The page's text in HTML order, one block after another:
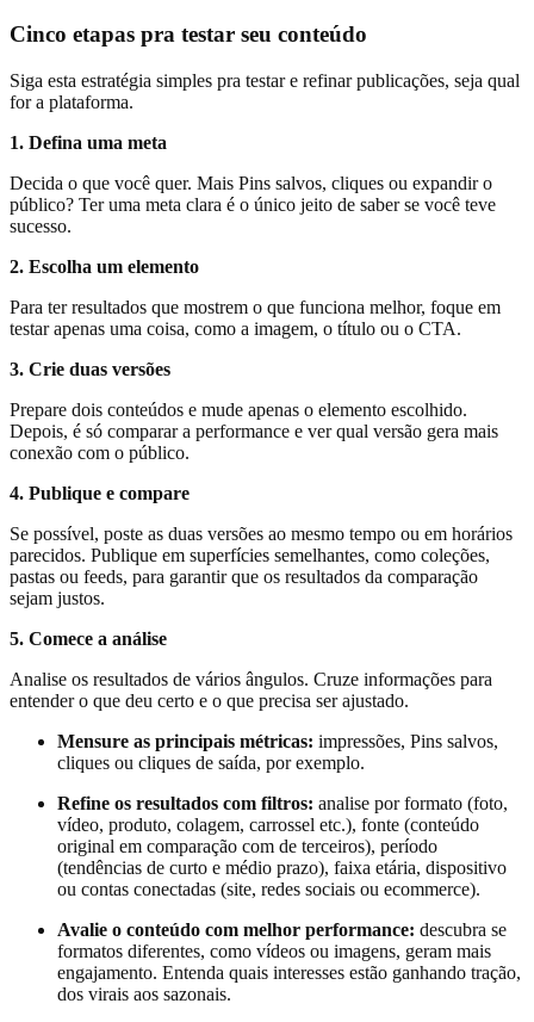
Cinco etapas pra testar seu conteúdo
Siga esta estratégia simples pra testar e refinar publicações, seja qual
for a plataforma.
1. Defina uma meta
Decida o que você quer. Mais Pins salvos, cliques ou expandir o
público? Ter uma meta clara é o único jeito de saber se você teve
sucesso.
2. Escolha um elemento
Para ter resultados que mostrem o que funciona melhor, foque em
testar apenas uma coisa, como a imagem, o título ou o CTA.
3. Crie duas versões
Prepare dois conteúdos e mude apenas o elemento escolhido.
Depois, é só comparar a performance e ver qual versão gera mais
conexão com o público.
4. Publique e compare
Se possível, poste as duas versões ao mesmo tempo ou em horários
parecidos. Publique em superfícies semelhantes, como coleções,
pastas ou feeds, para garantir que os resultados da comparação
sejam justos.
5. Comece a análise
Analise os resultados de vários ângulos. Cruze informações para
entender o que deu certo e o que precisa ser ajustado.
Mensure as principais métricas: impressões, Pins salvos,
cliques ou cliques de saída, por exemplo.
Refine os resultados com filtros: analise por formato (foto,
vídeo, produto, colagem, carrossel etc.), fonte (conteúdo
original em comparação com de terceiros), período
(tendências de curto e médio prazo), faixa etária, dispositivo
ou contas conectadas (site, redes sociais ou ecommerce).
Avalie o conteúdo com melhor performance: descubra se
formatos diferentes, como vídeos ou imagens, geram mais
engajamento. Entenda quais interesses estão ganhando tração,
dos virais aos sazonais.